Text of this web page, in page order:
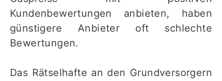
Kundenbewertungen anbieten, haben
günstigere Anbieter oft schlechte
Bewertungen.
Das Rätselhafte an den Grundversorgern